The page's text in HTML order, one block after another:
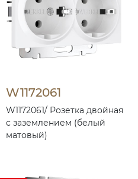
W1172061
W1172061/ Розетка двойная
с заземлением (белый
матовый)